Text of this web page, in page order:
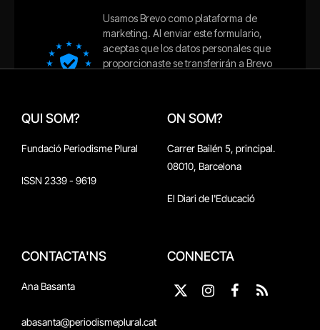
QUI SOM?
Fundació Periodisme Plural
ISSN 2339 - 9619
ON SOM?
Carrer Bailén 5, principal.
08010, Barcelona
El Diari de l'Educació
CONTACTA'NS
Ana Basanta
abasanta@periodismeplural.cat
CONNECTA
X
Instagram
Facebook
RSS